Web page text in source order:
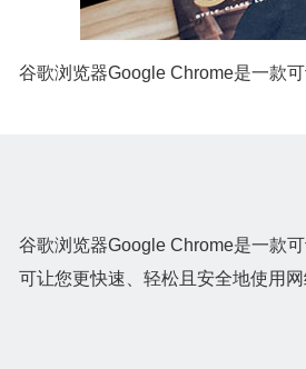
谷歌浏览器Google Chrome是一款
谷歌浏览器Google Chrome是一款
可让您更快速、轻松且安全地使用网